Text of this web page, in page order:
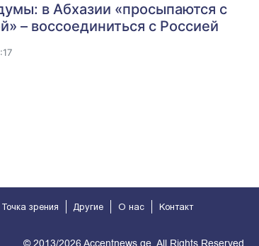
в Абхазии «просыпаются с
– воссоединиться с Россией
Точка зрения Другие О нас Kонтакт